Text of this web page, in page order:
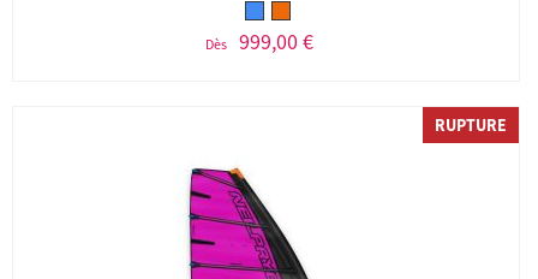
Dès 999,00 €
RUPTURE